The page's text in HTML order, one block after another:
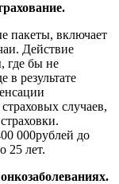
пакеты, включает
Действие
где бы не
в результате
случаев,
000рублей до
25 лет.